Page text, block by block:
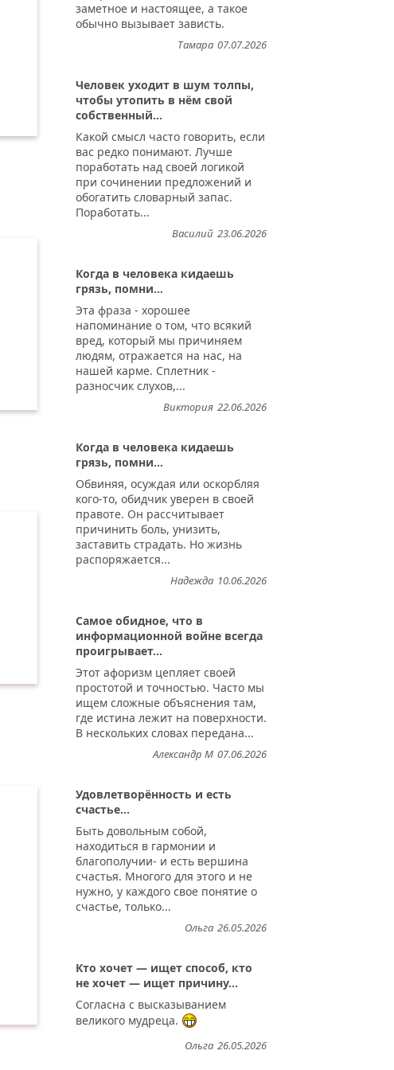
заметное и настоящее, а такое
обычно вызывает зависть.
07.07.2026
Тамара
Человек уходит в шум толпы,
чтобы утопить в нём свой
собственный...
Какой смысл часто говорить, если
вас редко понимают. Лучше
поработать над своей логикой
при сочинении предложений и
обогатить словарный запас.
Поработать...
23.06.2026
Василий
Когда в человека кидаешь
грязь, помни...
Эта фраза - хорошее
напоминание о том, что всякий
вред, который мы причиняем
людям, отражается на нас, на
нашей карме. Сплетник -
разносчик слухов,...
22.06.2026
Виктория
Когда в человека кидаешь
грязь, помни...
Обвиняя, осуждая или оскорбляя
кого-то, обидчик уверен в своей
правоте. Он рассчитывает
причинить боль, унизить,
заставить страдать. Но жизнь
распоряжается...
10.06.2026
Надежда
Самое обидное, что в
информационной войне всегда
проигрывает...
Этот афоризм цепляет своей
простотой и точностью. Часто мы
ищем сложные объяснения там,
где истина лежит на поверхности.
В нескольких словах передана...
07.06.2026
Александр М
Удовлетворённость и есть
счастье...
Быть довольным собой,
находиться в гармонии и
благополучии- и есть вершина
счастья. Многого для этого и не
нужно, у каждого свое понятие о
счастье, только...
26.05.2026
Ольга
Кто хочет — ищет способ, кто
не хочет — ищет причину...
Согласна с высказыванием
великого мудреца.
26.05.2026
Ольга